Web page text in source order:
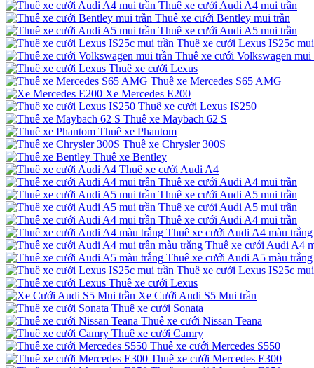
Thuê xe cưới Audi A4 mui trần
Thuê xe cưới Bentley mui trần
Thuê xe cưới Audi A5 mui trần
Thuê xe cưới Lexus IS25c
Thuê xe cưới Volkswagen mui
Thuê xe cưới Lexus
Thuê xe Mercedes S65 AMG
Xe Mercedes E200
Thuê xe cưới Lexus IS250
Thuê xe Maybach 62 S
Thuê xe Phantom
Thuê xe Chrysler 300S
Thuê xe Bentley
Thuê xe cưới Audi A4
Thuê xe cưới Audi A4 mui trần
Thuê xe cưới Audi A5 mui trần
Thuê xe cưới Audi A5 mui trần
Thuê xe cưới Audi A4 mui trần
Thuê xe cưới Audi A4 màu trắng
Thuê xe cưới Audi A4
Thuê xe cưới Audi A5 màu trắng
Thuê xe cưới Lexus IS25c
Thuê xe cưới Lexus
Xe Cưới Audi S5 Mui trần
Thuê xe cưới Sonata
Thuê xe cưới Nissan Teana
Thuê xe cưới Camry
Thuê xe cưới Mercedes S550
Thuê xe cưới Mercedes E300